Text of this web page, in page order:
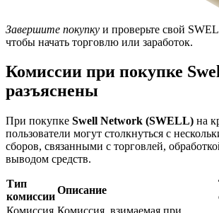
Эксклюзивные инвестиции для
Кредиты
Сервис заимствований,
Завершите покупку и проверьте свой
чтобы начать торговлю или заработок.
Комиссии при покупке
разъяснены
При покупке Swell Network (SWELL) на
пользователи могут столкнуться с
сборов, связанными с торговлей,
выводом средств.
Тип
комиссии
Описание